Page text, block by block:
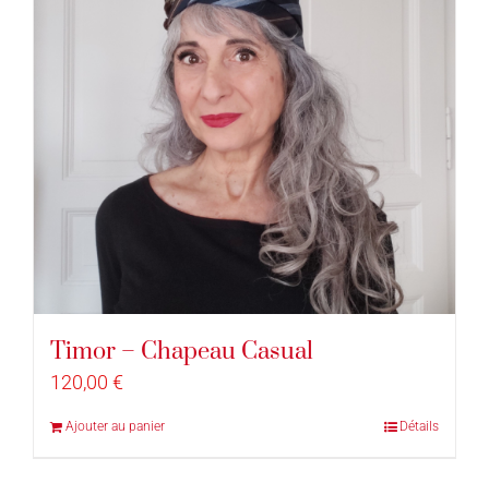
Timor – Chapeau Casual
120,00 €
Ajouter au panier Détails